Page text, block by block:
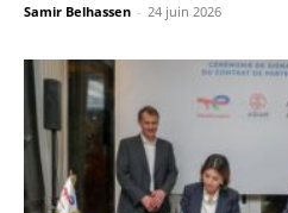
Samir Belhassen - 24 juin 2026